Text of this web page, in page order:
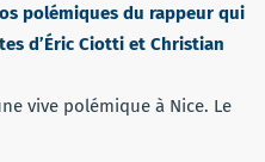
polémiques du rappeur qui
d’Éric Ciotti et Christian
vive polémique à Nice. Le